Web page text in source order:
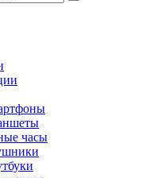
часы